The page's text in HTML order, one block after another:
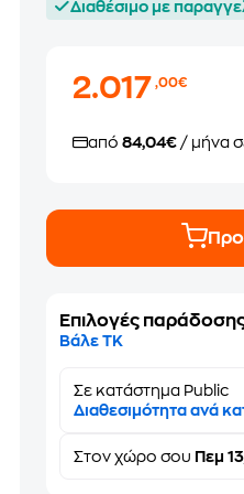
Διαθέσιμο με
2.017,00€
από84,04€ / μήνα
Επιλογές
Βάλε ΤΚ
Σε κατάστημα Public
Διαθεσιμότητα ανά
Στονχώρο σου Πεμ